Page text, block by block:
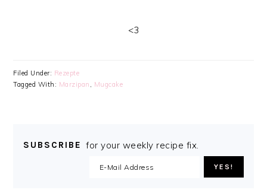
<3
Filed Under: Rezepte
Tagged With: Marzipan , Mugcake
SUBSCRIBE for your weekly recipe fix.